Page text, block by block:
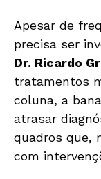
Apesar de
precisa ser
Dr. Ricardo
tratamentos
coluna, a
atrasar
quadros que,
com